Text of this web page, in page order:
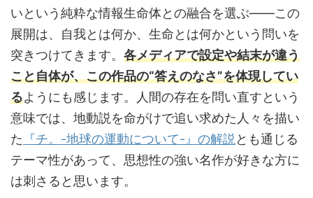
いという純粋な情報生命体との融合を選ぶ——この
展開は、自我とは何か、生命とは何かという問いを
突きつけてきます。 各メディアで設定や結末が違う
こと自体が、この作品の“答えのなさ”を体現してい
るようにも感じます。人間の存在を問い直すという
意味では、地動説を命がけで追い求めた人々を描い
た 『チ。-地球の運動について-』の解説 とも通じる
テーマ性があって、思想性の強い名作が好きな方に
は刺さると思います。